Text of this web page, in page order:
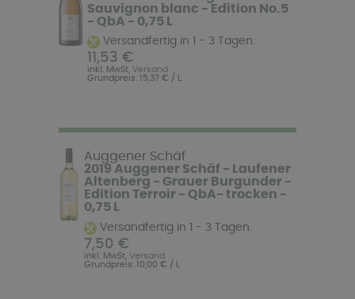
Sauvignon blanc - Edition No.5
- QbA - 0,75 L
Versandfertig in 1 - 3 Tagen.
11,53 €
inkl. MwSt, Versand
Grundpreis: 15,37 € / L
Auggener Schäf
2019 Auggener Schäf - Laufener
Altenberg - Grauer Burgunder -
Edition Terroir - QbA- trocken -
0,75 L
Versandfertig in 1 - 3 Tagen.
7,50 €
inkl. MwSt, Versand
Grundpreis: 10,00 € / L